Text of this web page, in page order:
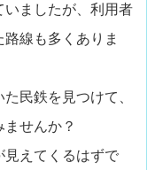
いましたが、利用者
線も多くありま
民鉄を見つけて、
せんか？
見えてくるはずで